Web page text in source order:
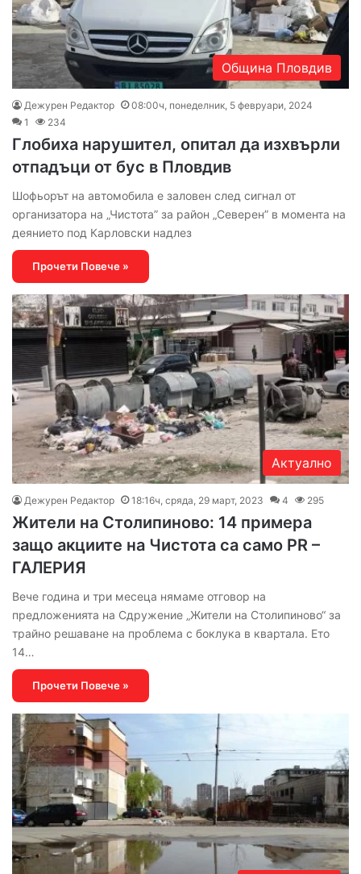
Община Пловдив
Дежурен Редактор
08:00ч, понеделник, 5 февруари, 2024
1
234
Глобиха нарушител, опитал да изхвърли
отпадъци от бус в Пловдив
Шофьорът на автомобила е заловен след сигнал от
организатора на „Чистота” за район „Северен” в момента на
деянието под Карловски надлез
Прочети Повече »
Актуално
Дежурен Редактор 18:16ч, сряда, 29 март, 2023 4 295
Жители на Столипиново: 14 примера
защо акциите на Чистота са само PR –
ГАЛЕРИЯ
Вече година и три месеца нямаме отговор на
предложенията на Сдружение „Жители на Столипиново“ за
трайно решаване на проблема с боклука в квартала. Ето
14…
Прочети Повече »